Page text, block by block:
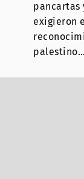
pancartas
exigieron